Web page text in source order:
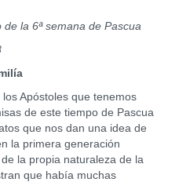
la 6ª semana de Pascua
Apóstoles que tenemos
de este tiempo de Pascua
que nos dan una idea de
la primera generación
la propia naturaleza de la
que había muchas